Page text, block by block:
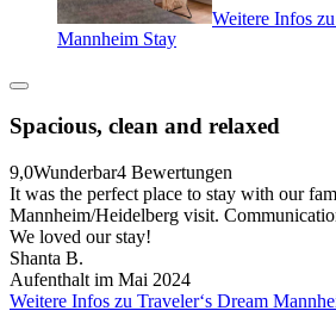
Weitere Infos
Mannheim Stay
Spacious, clean and relaxed
9,0Wunderbar4 Bewertungen
It was the perfect place to stay with our
Mannheim/Heidelberg visit.
We loved our stay!
Shanta B.
Aufenthalt im Mai 2024
Weitere Infos zu Traveler‘s Dream